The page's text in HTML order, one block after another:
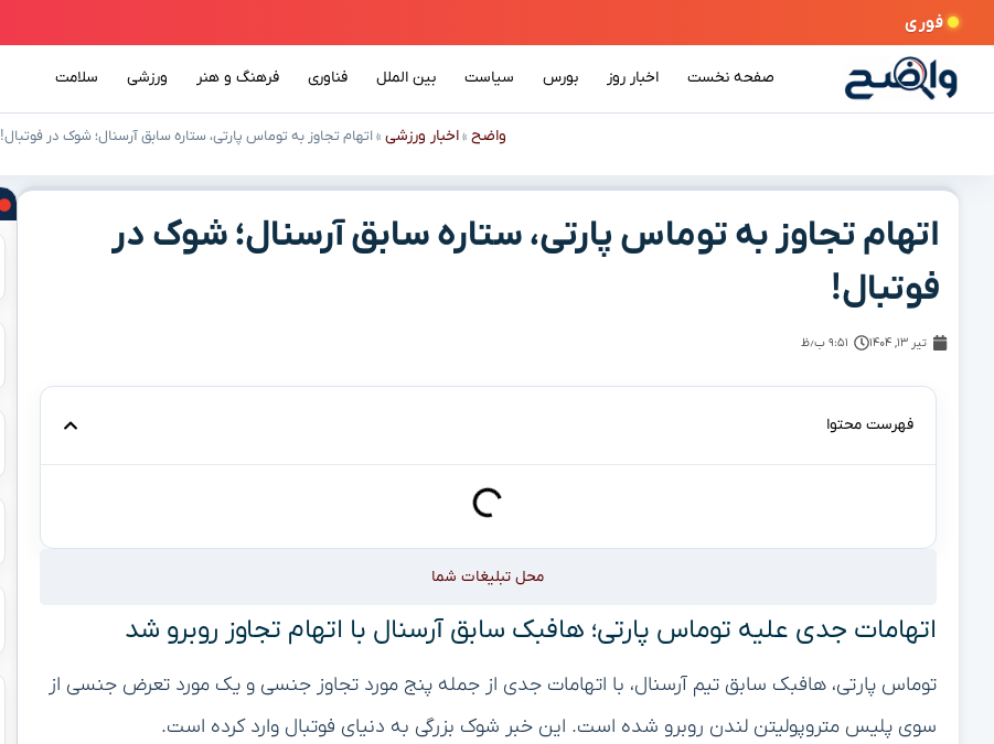
فوری
صفحه نخست اخبار روز بورس سیاست بین الملل فناوری فرهنگ و هنر ورزشی سلامت
واضح »اخبار ورزشی »اتهام تجاوز به توماس پارتی، ستاره سابق آرسنال؛ شوک در فوتبال!
اتهام تجاوز به توماس پارتی، ستاره سابق آرسنال؛ شوک در
فوتبال!
تیر ۱۳, ۱۴۰۴ ۹:۵۱ ب٫ظ
فهرست محتوا
محل تبلیغات شما
اتهامات جدی علیه توماس پارتی؛ هافبک سابق آرسنال با اتهام تجاوز روبرو شد
توماس پارتی، هافبک سابق تیم آرسنال، با اتهامات جدی از جمله پنج مورد تجاوز جنسی و یک مورد تعرض جنسی از
سوی پلیس متروپولیتن لندن روبرو شده است. این خبر شوک بزرگی به دنیای فوتبال وارد کرده است.